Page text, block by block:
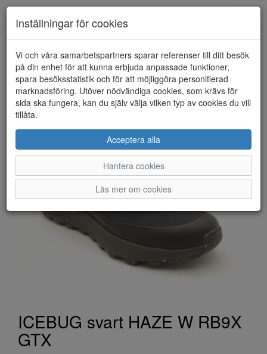
HEM ICEBUG
ICEBUG svart HAZE W RB9X
GTX
Inställningar för cookies
Vi och våra samarbetspartners sparar referenser till ditt besök
på din enhet för att kunna erbjuda anpassade funktioner,
spara besöksstatistik och för att möjliggöra personifierad
marknadsföring. Utöver nödvändiga cookies, som krävs för
sida ska fungera, kan du själv välja vilken typ av cookies du vill
tillåta.
Acceptera alla
Hantera cookies
Läs mer om cookies